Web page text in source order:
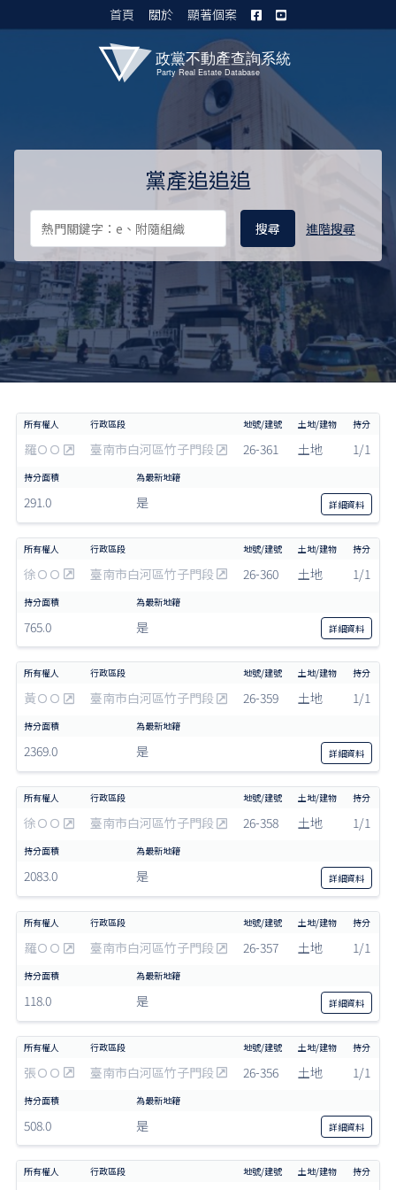
首頁 關於 顯著個案
黨產追追追
進階搜尋
羅ＯＯ 臺南市白河區竹子門段 26-361 土地 1/1
291.0 是 詳細資料
徐ＯＯ 臺南市白河區竹子門段 26-360 土地 1/1
765.0 是 詳細資料
黃ＯＯ 臺南市白河區竹子門段 26-359 土地 1/1
2369.0 是 詳細資料
徐ＯＯ 臺南市白河區竹子門段 26-358 土地 1/1
2083.0 是 詳細資料
羅ＯＯ 臺南市白河區竹子門段 26-357 土地 1/1
118.0 是 詳細資料
張ＯＯ 臺南市白河區竹子門段 26-356 土地 1/1
508.0 是 詳細資料